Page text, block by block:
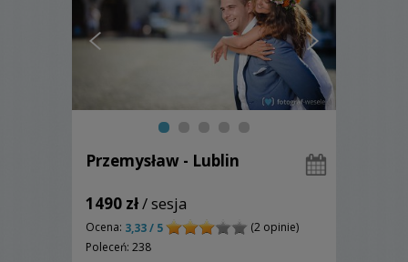
Przemysław - Lublin
1490 zł/ sesja
Ocena: 3,33 / 5
(2 opinie)
Poleceń: 238